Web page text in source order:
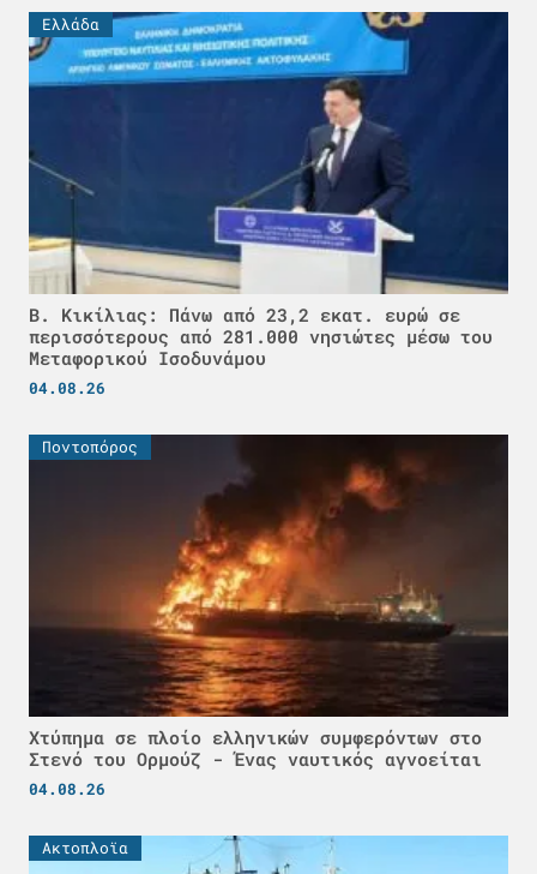
Ελλάδα
Β. Κικίλιας: Πάνω από 23,2 εκατ. ευρώ σε
περισσότερους από 281.000 νησιώτες μέσω του
Μεταφορικού Ισοδυνάμου
04.08.26
Ποντοπόρος
Χτύπημα σε πλοίο ελληνικών συμφερόντων στο
Στενό του Ορμούζ - Ένας ναυτικός αγνοείται
04.08.26
Ακτοπλοϊα